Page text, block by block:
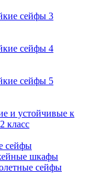
сейфы 3
сейфы 4
сейфы 5
и устойчивые к
класс
сейфы
шкафы
сейфы